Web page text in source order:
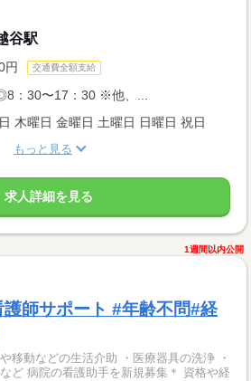
谷駅
円 交通費全額支給
：30〜17：30 ※他、...
木曜日 金曜日 土曜日 日曜日 祝日
もっと見る
求人詳細を見る
1週間以内公開
師サポート #年齢不問#経
移動などの生活介助 ・医療器具の洗浄 ・
資格や経